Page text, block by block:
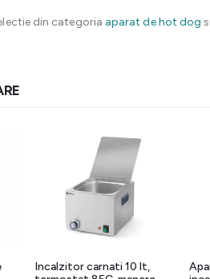
din categoria aparat de hot dog
Incalzitor carnati 10 lt,